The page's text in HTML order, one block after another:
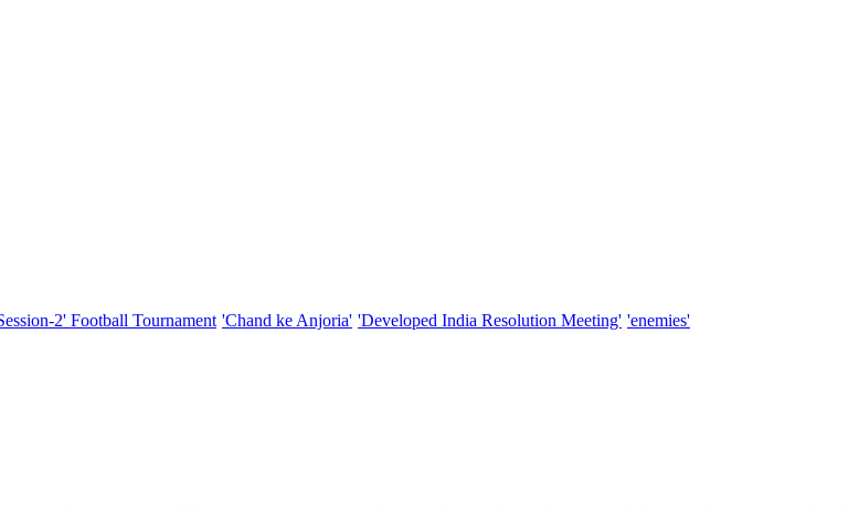
2' Football Tournament 'Chand ke Anjoria' 'Developed India Resolution Meeting' 'enemies'